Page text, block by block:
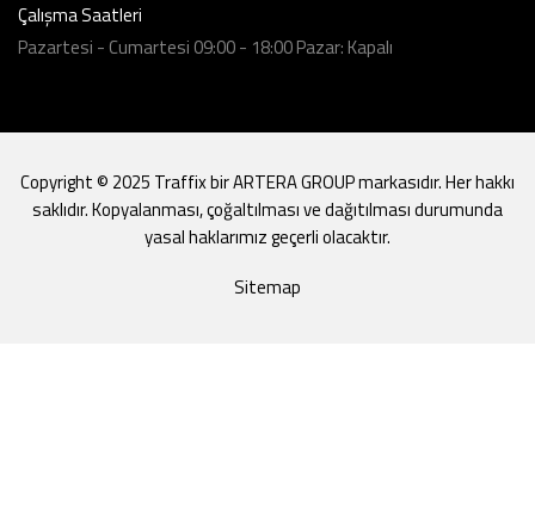
Çalışma Saatleri
Pazartesi - Cumartesi 09:00 - 18:00 Pazar: Kapalı
Copyright © 2025 Traffix bir ARTERA GROUP markasıdır. Her hakkı
saklıdır. Kopyalanması, çoğaltılması ve dağıtılması durumunda
yasal haklarımız geçerli olacaktır.
Sitemap